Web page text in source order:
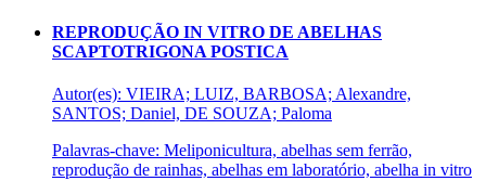
REPRODUÇÃO IN VITRO DE ABELHAS
SCAPTOTRIGONA POSTICA
Autor(es): VIEIRA; LUIZ, BARBOSA; Alexandre,
SANTOS; Daniel, DE SOUZA; Paloma
Palavras-chave: Meliponicultura, abelhas sem ferrão,
reprodução de rainhas, abelhas em laboratório, abelha in vitro